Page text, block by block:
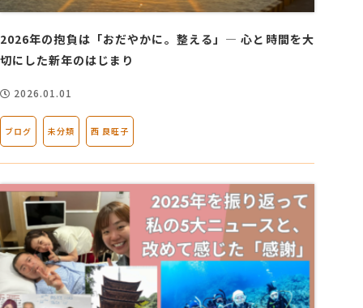
2026年の抱負は「おだやかに。整える」― 心と時間を大
切にした新年のはじまり
2026.01.01
ブログ 未分類 西 良旺子